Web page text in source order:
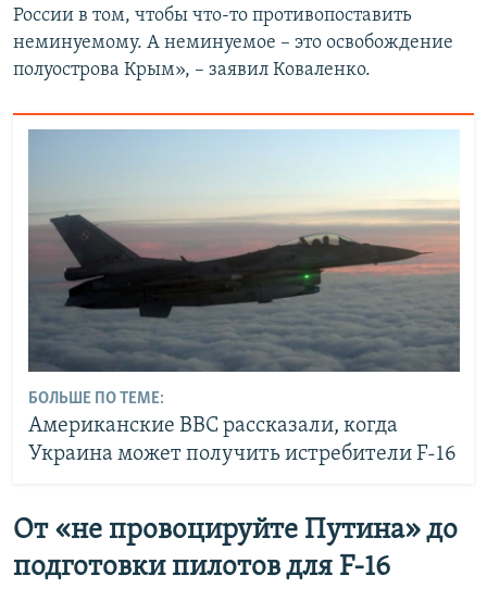
России в том, чтобы что-то противопоставить
неминуемому. А неминуемое – это освобождение
полуострова Крым», – заявил Коваленко.
БОЛЬШЕ ПО ТЕМЕ:
Американские ВВС рассказали, когда
Украина может получить истребители F-16
От «не провоцируйте Путина» до
подготовки пилотов для F-16